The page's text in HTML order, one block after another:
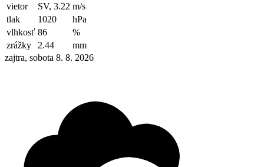
vietor
SV, 3.22 m/s
tlak
1020
hPa
vlhkosť 86
%
zrážky
2.44
mm
zajtra, sobota 8. 8. 2026